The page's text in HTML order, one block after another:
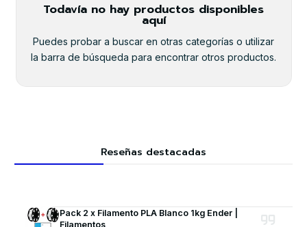
Todavía no hay productos disponibles
aquí
Puedes probar a buscar en otras categorías o utilizar
la barra de búsqueda para encontrar otros productos.
Reseñas destacadas
Pack 2 x Filamento PLA Blanco 1kg Ender |
Filamentos